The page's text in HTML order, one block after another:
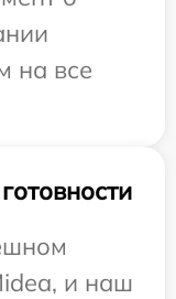
на все
и наш